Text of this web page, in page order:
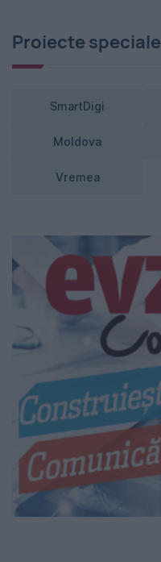
Proiecte speciale
SmartDigi
Moldova
Vremea